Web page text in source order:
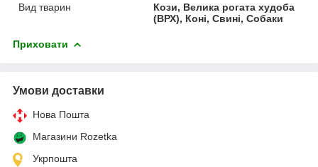
Вид тварин
Кози, Велика рогата худоба
(ВРХ), Коні, Свині, Собаки
Приховати
Умови доставки
Нова Пошта
Магазини Rozetka
Укрпошта